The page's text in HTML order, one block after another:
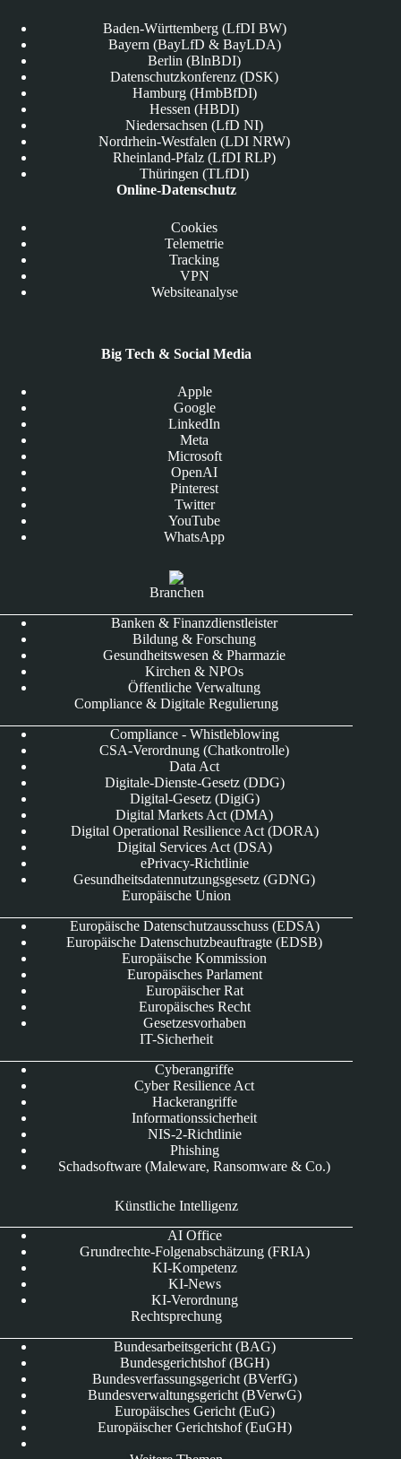
Baden-Württemberg (LfDI BW)
Bayern (BayLfD & BayLDA)
Berlin (BlnBDI)
Datenschutzkonferenz (DSK)
Hamburg (HmbBfDI)
Hessen (HBDI)
Niedersachsen (LfD NI)
Nordrhein-Westfalen (LDI NRW)
Rheinland-Pfalz (LfDI RLP)
Thüringen (TLfDI)
Online-Datenschutz
Cookies
Telemetrie
Tracking
VPN
Websiteanalyse
Big Tech & Social Media
Apple
Google
LinkedIn
Meta
Microsoft
OpenAI
Pinterest
Twitter
YouTube
WhatsApp
Branchen
Banken & Finanzdienstleister
Bildung & Forschung
Gesundheitswesen & Pharmazie
Kirchen & NPOs
Öffentliche Verwaltung
Compliance & Digitale Regulierung
Compliance - Whistleblowing
CSA-Verordnung (Chatkontrolle)
Data Act
Digitale-Dienste-Gesetz (DDG)
Digital-Gesetz (DigiG)
Digital Markets Act (DMA)
Digital Operational Resilience Act (DORA)
Digital Services Act (DSA)
ePrivacy-Richtlinie
Gesundheitsdatennutzungsgesetz (GDNG)
Europäische Union
Europäische Datenschutzausschuss (EDSA)
Europäische Datenschutzbeauftragte (EDSB)
Europäische Kommission
Europäisches Parlament
Europäischer Rat
Europäisches Recht
Gesetzesvorhaben
IT-Sicherheit
Cyberangriffe
Cyber Resilience Act
Hackerangriffe
Informationssicherheit
NIS-2-Richtlinie
Phishing
Schadsoftware (Maleware, Ransomware & Co.)
Künstliche Intelligenz
AI Office
Grundrechte-Folgenabschätzung (FRIA)
KI-Kompetenz
KI-News
KI-Verordnung
Rechtsprechung
Bundesarbeitsgericht (BAG)
Bundesgerichtshof (BGH)
Bundesverfassungsgericht (BVerfG)
Bundesverwaltungsgericht (BVerwG)
Europäisches Gericht (EuG)
Europäischer Gerichtshof (EuGH)